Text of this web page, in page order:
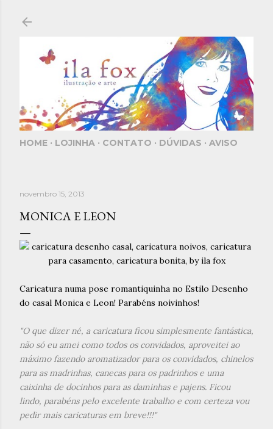
HOME LOJINHA CONTATO DÚVIDAS AVISO
novembro 15, 2013
MONICA E LEON
Caricatura numa pose romantiquinha no Estilo Desenho
do casal Monica e Leon! Parabéns noivinhos!
"O que dizer né, a caricatura ficou simplesmente fantástica,
não só eu amei como todos os convidados, aproveitei ao
máximo fazendo aromatizador para os convidados, chinelos
para as madrinhas, canecas para os padrinhos e uma
caixinha de docinhos para as daminhas e pajens. Ficou
lindo, parabéns pelo excelente trabalho e com certeza vou
pedir mais caricaturas em breve!!!"